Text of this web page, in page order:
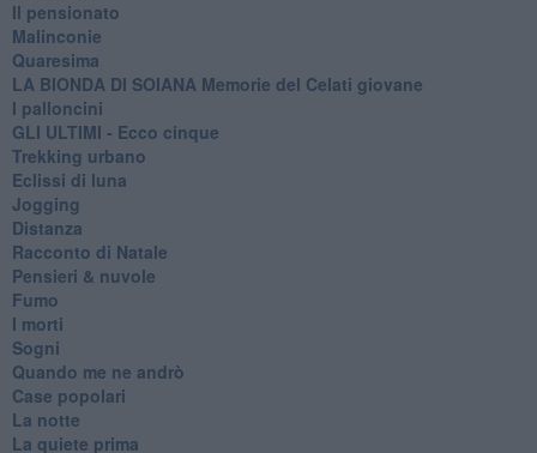
Il pensionato
Malinconie
Quaresima
LA BIONDA DI SOIANA Memorie del Celati giovane
I palloncini
GLI ULTIMI - Ecco cinque
Trekking urbano
Eclissi di luna
Jogging
Distanza
Racconto di Natale
Pensieri & nuvole
Fumo
I morti
Sogni
Quando me ne andrò
Case popolari
La notte
La quiete prima